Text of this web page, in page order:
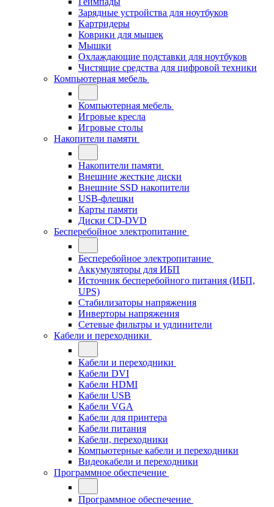
Зарядные устройства для ноутбуков
Картридеры
Коврики для мышек
Мышки
Охлаждающие подставки для ноутбуков
Чистящие средства для цифровой техники
Компьютерная мебель
Компьютерная мебель
Игровые кресла
Игровые столы
Накопители памяти
Накопители памяти
Внешние жесткие диски
Внешние SSD накопители
USB-флешки
Карты памяти
Диски CD-DVD
Бесперебойное электропитание
Бесперебойное электропитание
Аккумуляторы для ИБП
Источник бесперебойного питания (ИБП,
UPS)
Стабилизаторы напряжения
Инверторы напряжения
Сетевые фильтры и удлинители
Кабели и переходники
Кабели и переходники
Кабели DVI
Кабели HDMI
Кабели USB
Кабели VGA
Кабели для принтера
Кабели питания
Кабели, переходники
Компьютерные кабели и переходники
Видеокабели и переходники
Программное обеспечение
Программное обеспечение